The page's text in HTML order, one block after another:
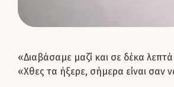
«Διαβάσαμε μαζί και σε δέκα
«Χθες τα ήξερε, σήμερα είναι σαν